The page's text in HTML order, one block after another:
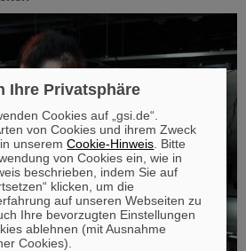
Ihre Privatsphäre
Cookies auf „gsi.de“.
von Cookies und ihrem Zweck
unseremCookie-Hinweis . Bitte
von Cookies ein, wie in
beschrieben, indem Sie auf
klicken, um die
auf unseren Webseiten zu
Ihre bevorzugten Einstellungen
ablehnen (mit Ausnahme
Cookies).